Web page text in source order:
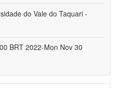
do Vale do Taquari -
BRT 2022-Mon Nov 30